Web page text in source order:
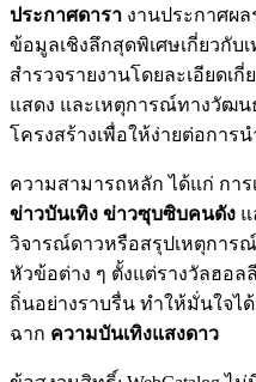
ประกาศดารา งานประกาศผล
ข้อมูลเชิงลึกสุดพิเศษเกี่ยวกับ
สำรวจรายงานโดยละเอียดเ
แสดง และเหตุการณ์ทางวัฒ
โครงสร้างเพื่อให้ง่ายต่อกา
ความสามารถหลัก ได้แก่ กา
ข่าวบันเทิง ข่าวซุบซิบคนดัง
วิจารณ์ดาวหรือสรุปเหตุการ
หัวข้อต่าง ๆ ตั้งแต่รางวัลฮอล
ถิ่นอย่างราบรื่น ทำให้มั่นใจไ
ฉาก ความบันเทิงแสงดาว